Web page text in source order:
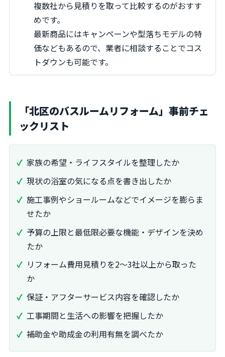
複数社から見積りを取って比較するのがおすす
めです。
最新商品にはキャンペーンや型落ちモデルの特
価などもあるので、業者に相談することでコス
トダウンも可能です。
「北区のバスルームリフォーム」事前チェ
ックリスト
家族の希望・ライフスタイルを整理したか
現状の浴室の気になる点を書き出したか
施工事例やショールームなどでイメージを膨らま
せたか
予算の上限と最低限必要な機能・デザインを決め
たか
リフォーム費用見積りを2～3社以上から取った
か
保証・アフターサービス内容を確認したか
工事期間と生活への影響を把握したか
補助金や助成金の利用有無を調べたか